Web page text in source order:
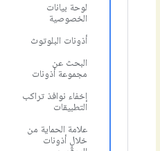
لوحة بيانات
الخصوصية
أذونات البلوتوث
البحث عن
مجموعة أذونات
إخفاء نوافذ تراكب
التطبيقات
علامة الحماية من
خلال أذونات